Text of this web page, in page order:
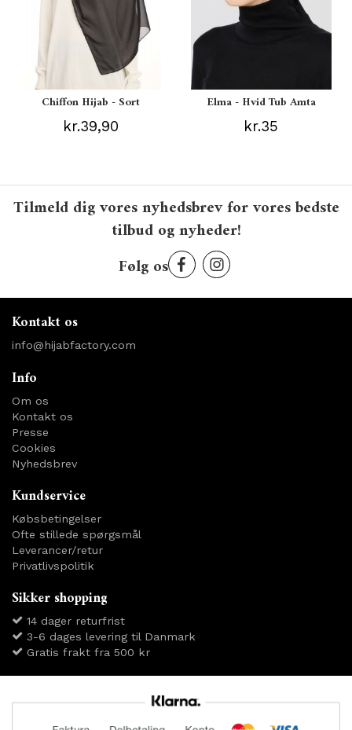
Chiffon Hijab - Sort
kr.39,90
Elma - Hvid Tub Amta
kr.35
Tilmeld dig vores nyhedsbrev for vores bedste
tilbud og nyheder!
Følg os
Kontakt os
info@hijabfactory.com
Info
Om os
Kontakt os
Presse
Cookies
Nyhedsbrev
Kundservice
Købsbetingelser
Ofte stillede spørgsmål
Leverancer/retur
Privatlivspolitik
Sikker shopping
14 dager returfrist
3-6 dages levering til Danmark
Gratis frakt fra 500 kr